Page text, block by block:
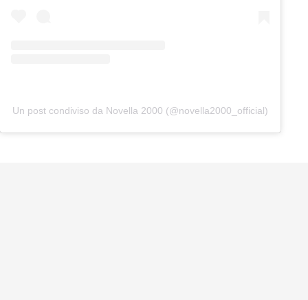
Un post condiviso da Novella 2000 (@novella2000_official)